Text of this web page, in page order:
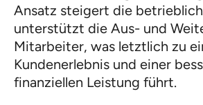
Ansatz steigert die
unterstützt die Aus- und
Mitarbeiter, was letztlich zu
Kundenerlebnis und einer
finanziellen Leistung führt.